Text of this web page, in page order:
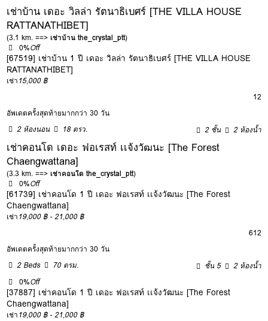
เช่าบ้าน เดอะ วิลล่า รัตนาธิเบศร์ [THE VILLA HOUSE
RATTANATHIBET]
(3.1 km. ==>เช่าบ้าน the_crystal_ptt)
0%Off
[67519] เช่าบ้าน 1 ปี เดอะ วิลล่า รัตนาธิเบศร์ [THE VILLA HOUSE
RATTANATHIBET]
เช่า15,000 ฿
12
อัพเดตครั้งสุดท้ายมากกว่า 30 วัน
2 ห้องนอน
18 ตรว. 2 ชั้น 2 ห้องน้ำ
เช่าคอนโด เดอะ ฟอเรสท์ เเจ้งวัฒนะ [The Forest
Chaengwattana]
(3.3 km. ==>เช่าคอนโด the_crystal_ptt)
0%Off
[61739] เช่าคอนโด 1 ปี เดอะ ฟอเรสท์ เเจ้งวัฒนะ [The Forest
Chaengwattana]
เช่า19,000 ฿ - 21,000 ฿
612
อัพเดตครั้งสุดท้ายมากกว่า 30 วัน
2 Beds
70 ตรม. ชั้น 5
2 ห้องน้ำ
0%Off
[37887] เช่าคอนโด 1 ปี เดอะ ฟอเรสท์ เเจ้งวัฒนะ [The Forest
Chaengwattana]
เช่า19,000 ฿ - 21,000 ฿